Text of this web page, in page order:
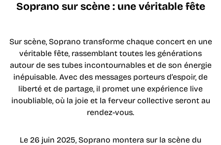
Soprano sur scène : une véritable fête
Sur scène, Soprano transforme chaque concert en une
véritable fête, rassemblant toutes les générations
autour de ses tubes incontournables et de son énergie
inépuisable. Avec des messages porteurs d’espoir, de
liberté et de partage, il promet une expérience live
inoubliable, où la joie et la ferveur collective seront au
rendez-vous.
Le 26 juin 2025, Soprano montera sur la scène du